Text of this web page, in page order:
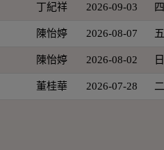
丁紀祥 2026-09-03 四
陳怡婷 2026-08-07 五
陳怡婷 2026-08-02 日
董桂華 2026-07-28 二